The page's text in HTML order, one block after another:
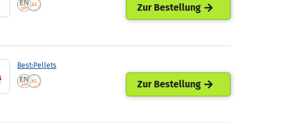
Zur Bestellung
Best:Pellets
Zur Bestellung